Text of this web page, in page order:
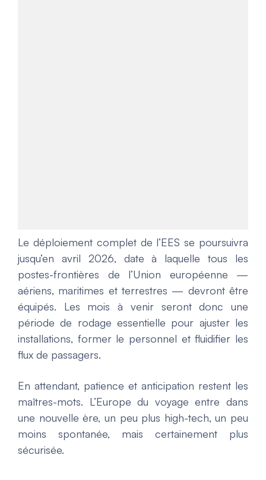
Le déploiement complet de l’EES se poursuivra
jusqu’en avril 2026, date à laquelle tous les
postes-frontières de l’Union européenne —
aériens, maritimes et terrestres — devront être
équipés. Les mois à venir seront donc une
période de rodage essentielle pour ajuster les
installations, former le personnel et fluidifier les
flux de passagers.
En attendant, patience et anticipation restent les
maîtres-mots. L’Europe du voyage entre dans
une nouvelle ère, un peu plus high-tech, un peu
moins spontanée, mais certainement plus
sécurisée.